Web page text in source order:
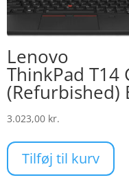
Lenovo
ThinkPad T14
(Refurbished)
3.023,00 kr.
Tilføj til kurv